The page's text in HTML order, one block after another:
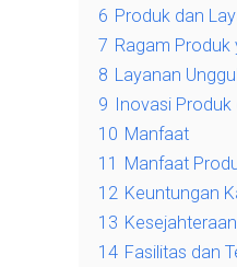
6 Produk dan
7 Ragam Produk
8 Layanan
9
Inovasi
10 Manfaat
11
Manfaat
12 Keuntungan
13
14 Fasilitas dan